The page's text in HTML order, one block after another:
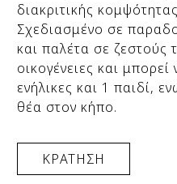
διακριτικής
Σχεδιασμένο σε
και παλέτα σε ζεστούς
οικογένειες και
ενήλικες και 1 παιδί,
θέα στον κήπο.
ΚΡΑΤΗΣΗ